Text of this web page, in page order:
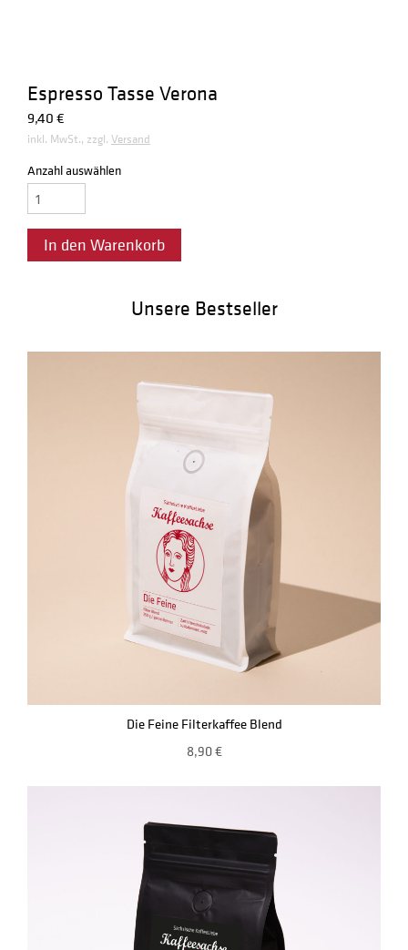
Espresso Tasse Verona
9,40€
inkl. MwSt., zzgl. Versand
Anzahl auswählen
Espresso
Tasse
Verona
MengeIn den Warenkorb
Unsere Bestseller
Die Feine Filterkaffee Blend
8,90€